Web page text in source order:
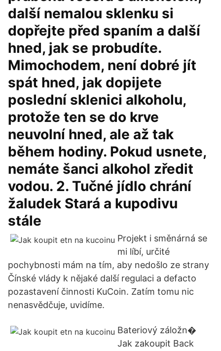
další nemalou sklenku si
dopřejte před spaním a další
hned, jak se probudíte.
Mimochodem, není dobré jít
spát hned, jak dopijete
poslední sklenici alkoholu,
protože ten se do krve
neuvolní hned, ale až tak
během hodiny. Pokud usnete,
nemáte šanci alkohol zředit
vodou. 2. Tučné jídlo chrání
žaludek Stará a kupodivu
stále
Projekt i směnárná se
mi líbí, určité
pochybnosti mám na tím, aby nedošlo ze strany
Čínské vlády k nějaké další regulaci a defacto
pozastavení činnosti KuCoin. Zatím tomu nic
nenasvědčuje, uvidíme.
Bateriový záložn�
Jak zakoupit Back